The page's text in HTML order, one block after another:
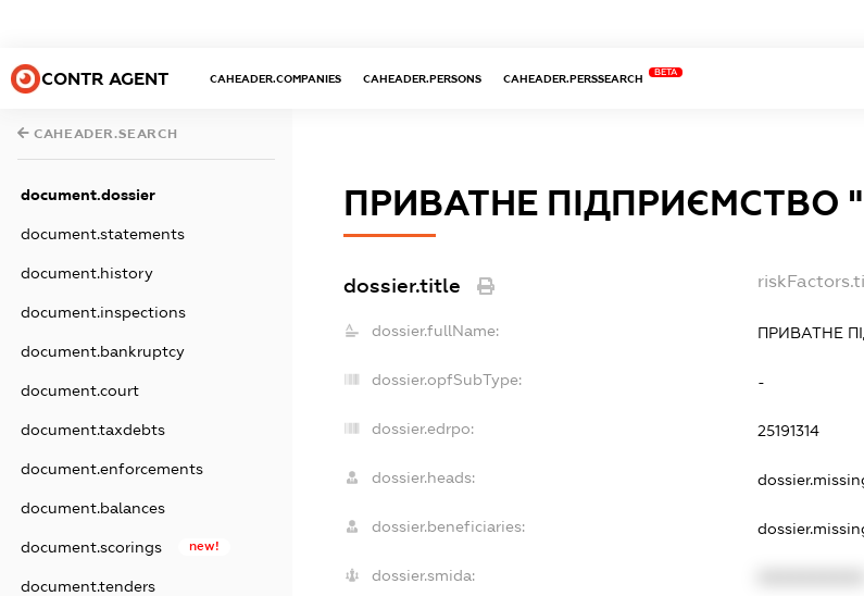
CONTR AGENT CAHEADER.COMPANIES CAHEADER.PERSONS CAHEADER.PERSSEARCH
BETA
CAHEADER.SEARCH
document.dossier
document.statements
document.history
document.inspections
document.bankruptcy
document.court
document.taxdebts
document.enforcements
document.balances
document.scorings new!
document.tenders
ПРИВАТНЕ ПІДПРИЄМСТВО
dossier.title
dossier.fullName: ПРИВАТНЕ
dossier.opfSubType: -
dossier.edrpo: 25191314
dossier.heads:
dossier.beneficiaries:
dossier.smida: